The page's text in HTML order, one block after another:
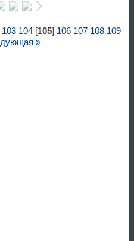
103 104[105] 106 107 108 109
»